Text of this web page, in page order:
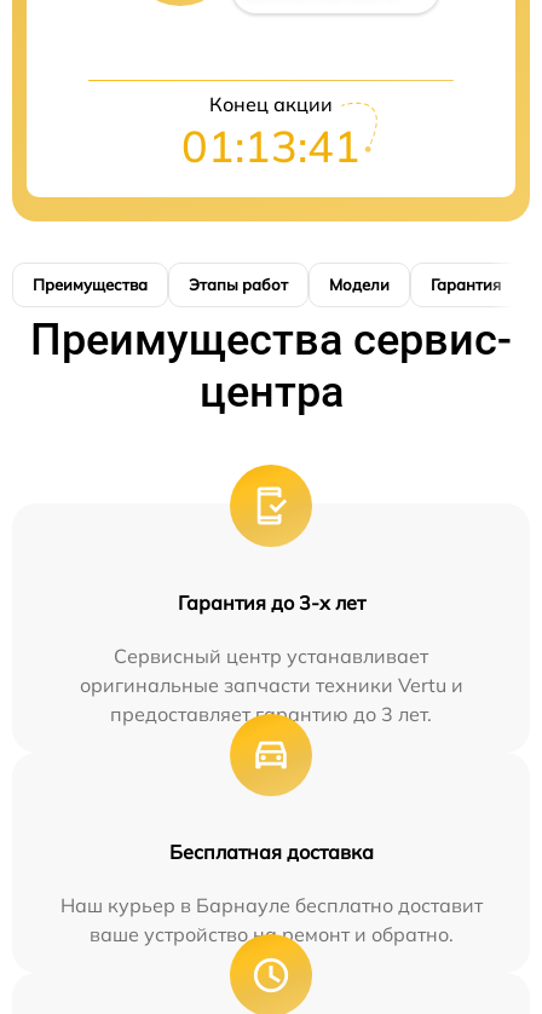
Конец акции
01:13:40
Преимущества Этапы работ Модели Гарантия
Преимущества сервис-
центра
Гарантия до 3-х лет
Сервисный центр устанавливает
оригинальные запчасти техники Vertu и
предоставляет гарантию до 3 лет.
Бесплатная доставка
Наш курьер в Барнауле бесплатно доставит
ваше устройство на ремонт и обратно.